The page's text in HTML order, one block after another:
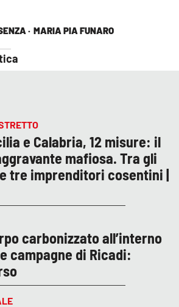
· MARIA PIA FUNARO
e Calabria, 12 misure: il
mafiosa. Tra gli
tre imprenditori cosentini |
carbonizzato all’interno
campagne di Ricadi: